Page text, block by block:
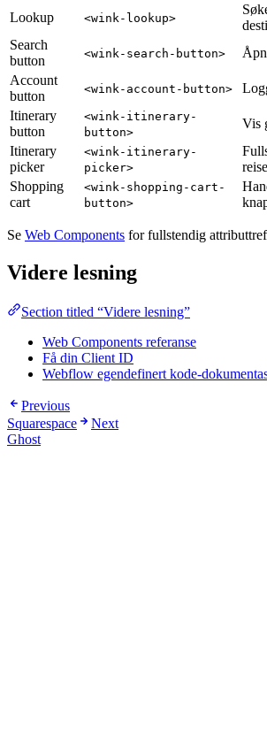
Lookup
<wink-lookup>
Search
button
<wink-search-button>
Account
button
<wink-account-button>
Itinerary
button
<wink-itinerary-
button>
Vis
Itinerary
picker
<wink-itinerary-
picker>
Shopping
cart
<wink-shopping-cart-
button>
Se Web Components for fullstendig
Videre lesning
Section titled “Videre lesning”
Web Components referanse
Få din Client ID
Webflow egendefinert kode-
Previous
Squarespace
Next
Ghost